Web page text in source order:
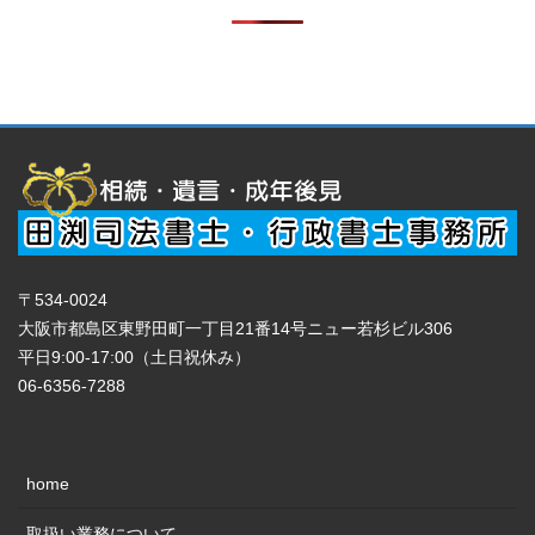
〒534-0024
大阪市都島区東野田町一丁目21番14号ニュー若杉ビル306
平日9:00-17:00（土日祝休み）
06-6356-7288
home